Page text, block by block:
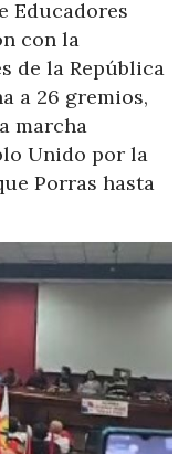
Educadores
con la
de la República
a 26 gremios,
marcha
Unido por la
Porras hasta